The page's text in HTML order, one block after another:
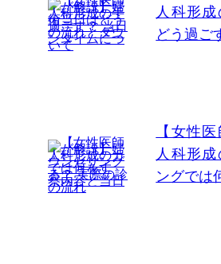
人科形
どう過ご
【女性
人科形
ングでは